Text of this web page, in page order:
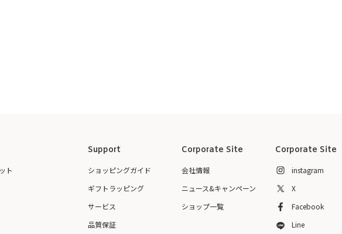
ト
Support
ショッピングガイド
ギフトラッピング
サービス
品質保証
Corporate Site
会社情報
ニュース&キャンペーン
ショップ一覧
Corporate Site
instagram
X
Facebook
Line